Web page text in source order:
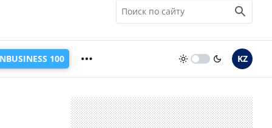
100 KZ